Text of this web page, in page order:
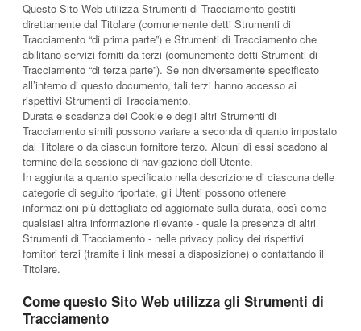
Questo Sito Web utilizza Strumenti di Tracciamento gestiti
direttamente dal Titolare (comunemente detti Strumenti di
Tracciamento “di prima parte”) e Strumenti di Tracciamento che
abilitano servizi forniti da terzi (comunemente detti Strumenti di
Tracciamento “di terza parte”). Se non diversamente specificato
all’interno di questo documento, tali terzi hanno accesso ai
rispettivi Strumenti di Tracciamento.
Durata e scadenza dei Cookie e degli altri Strumenti di
Tracciamento simili possono variare a seconda di quanto impostato
dal Titolare o da ciascun fornitore terzo. Alcuni di essi scadono al
termine della sessione di navigazione dell’Utente.
In aggiunta a quanto specificato nella descrizione di ciascuna delle
categorie di seguito riportate, gli Utenti possono ottenere
informazioni più dettagliate ed aggiornate sulla durata, così come
qualsiasi altra informazione rilevante - quale la presenza di altri
Strumenti di Tracciamento - nelle privacy policy dei rispettivi
fornitori terzi (tramite i link messi a disposizione) o contattando il
Titolare.
Come questo Sito Web utilizza gli Strumenti di
Tracciamento